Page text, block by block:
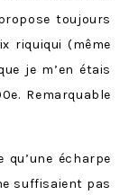
toujours
riquiqui (même
je m’en étais
Remarquable
écharpe
suffisaient pas